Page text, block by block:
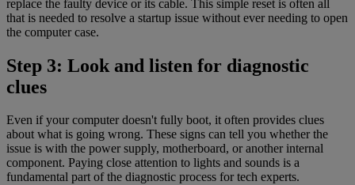
replace the faulty device or its cable. This simple reset is often all
that is needed to resolve a startup issue without ever needing to open
the computer case.
Step 3: Look and listen for diagnostic
clues
Even if your computer doesn't fully boot, it often provides clues
about what is going wrong. These signs can tell you whether the
issue is with the power supply, motherboard, or another internal
component. Paying close attention to lights and sounds is a
fundamental part of the diagnostic process for tech experts.